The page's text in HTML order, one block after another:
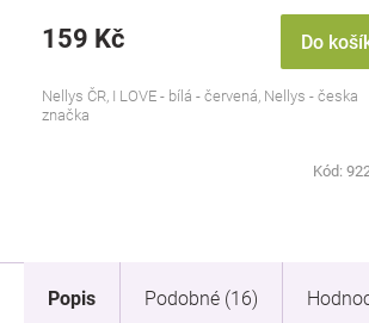
159 Kč Do
Nellys ČR, I LOVE - bílá - červená, Nellys - česka
značka
Kód:
Popis Podobné (16)